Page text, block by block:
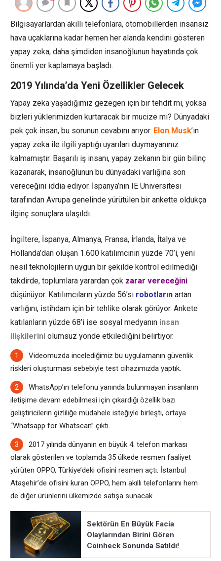
Bilgisayarlardan akıllı telefonlara, otomobillerden insansız
hava uçaklarına kadar hemen her alanda kendini gösteren
yapay zeka, daha şimdiden insanoğlunun hayatında çok
önemli yer kaplamaya başladı.
2019 Yılında’da Yeni Özellikler Gelecek
Yapay zeka yaşadığımız gezegen için bir tehdit mi, yoksa
bizleri yüklerimizden kurtaracak bir mucize mi? Dünyadaki
pek çok insan, bu sorunun cevabını arıyor. Elon Musk’ın
yapay zeka ile ilgili yaptığı uyarıları duymayanınız
kalmamıştır. Başarılı iş insanı, yapay zekanın bir gün bilinç
kazanarak, insanoğlunun bu dünyadaki varlığına son
vereceğini iddia ediyor. İspanya’nın IE Universitesi
tarafından Avrupa genelinde yürütülen bir ankette oldukça
ilginç sonuçlara ulaşıldı.
İngiltere, İspanya, Almanya, Fransa, İrlanda, İtalya ve
Hollanda’dan oluşan 1.600 katılımcının yüzde 70’i, yeni
nesil teknolojilerin uygun bir şekilde kontrol edilmediği
takdirde, toplumlara yarardan çok zarar vereceğini
düşünüyor. Katılımcıların yüzde 56’sı robotların artan
varlığını, istihdam için bir tehlike olarak görüyor. Ankete
katılanların yüzde 68’i ise sosyal medyanın insan
ilişkilerini olumsuz yönde etkilediğini belirtiyor.
Videomuzda incelediğimiz bu uygulamanın güvenlik
riskleri oluşturması sebebiyle test cihazımızda yaptık.
WhatsApp’ın telefonu yanında bulunmayan insanların
iletişime devam edebilmesi için çıkardığı özellik bazı
geliştiricilerin gizliliğe müdahele isteğiyle birleşti, ortaya
“Whatsapp for Whatscan” çıktı.
2017 yılında dünyanın en büyük 4. telefon markası
olarak gösterilen ve toplamda 35 ülkede resmen faaliyet
yürüten OPPO, Türkiye’deki ofisini resmen açtı. İstanbul
Ataşehir’de ofisini kuran OPPO, hem akıllı telefonlarını hem
de diğer ürünlerini ülkemizde satışa sunacak.
Sektörün En Büyük Facia
Olaylarından Birini Gören
Coinheck Sonunda Satıldı!